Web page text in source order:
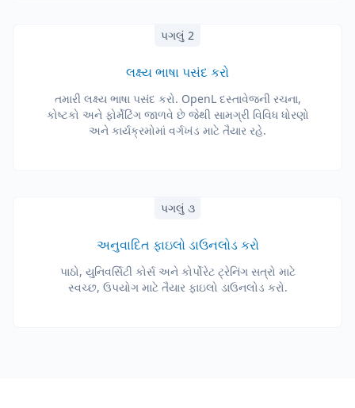
પગલું 2
લક્ષ્ય ભાષા પસંદ કરો
તમારી લક્ષ્ય ભાષા પસંદ કરો. OpenL દસ્તાવેજની રચના,
કોષ્ટકો અને ફોર્મેટિંગ જાળવે છે જેથી સામગ્રી વિવિધ ધોરણો
અને કાર્યક્રમોમાં વર્ગખંડ માટે તૈયાર રહે.
પગલું ૩
અનુવાદિત ફાઇલો ડાઉનલોડ કરો
પાઠો, યુનિવર્સિટી કોર્સ અને કોર્પોરેટ ટ્રેનિંગ સત્રો માટે
સ્વચ્છ, ઉપયોગ માટે તૈયાર ફાઇલો ડાઉનલોડ કરો.